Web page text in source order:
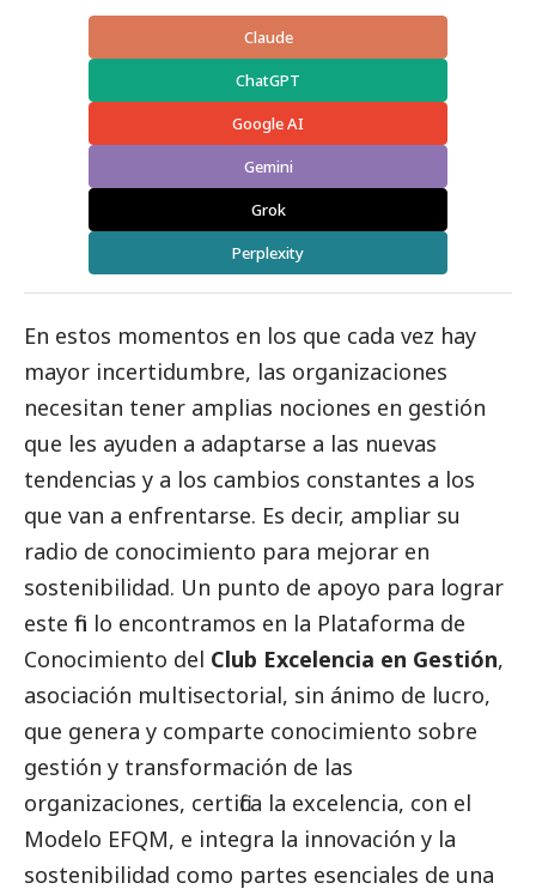
Claude
ChatGPT
Google AI
Gemini
Grok
Perplexity
En estos momentos en los que cada vez hay
mayor incertidumbre, las organizaciones
necesitan tener amplias nociones en gestión
que les ayuden a adaptarse a las nuevas
tendencias y a los cambios constantes a los
que van a enfrentarse. Es decir, ampliar su
radio de conocimiento para mejorar en
sostenibilidad. Un punto de apoyo para lograr
este fin lo encontramos en la Plataforma de
Conocimiento del Club Excelencia en Gestión,
asociación multisectorial, sin ánimo de lucro,
que genera y comparte conocimiento sobre
gestión y transformación de las
organizaciones, certifica la excelencia, con el
Modelo EFQM, e integra la innovación y la
sostenibilidad como partes esenciales de una